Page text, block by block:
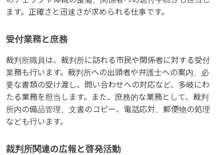
ます。正確さと迅速さが求められる仕事です。
受付業務と庶務
裁判所職員は、裁判所に訪れる市民や関係者に対する受付
業務も行います。裁判所への出頭者や弁護士への案内、必
要な書類の受け渡し、問い合わせへの対応など、多岐にわ
たる業務を担当します。また、庶務的な業務として、裁判
所内の備品管理、文書のコピー、電話応対、郵便物の処理
なども行います。
裁判所関連の広報と啓発活動